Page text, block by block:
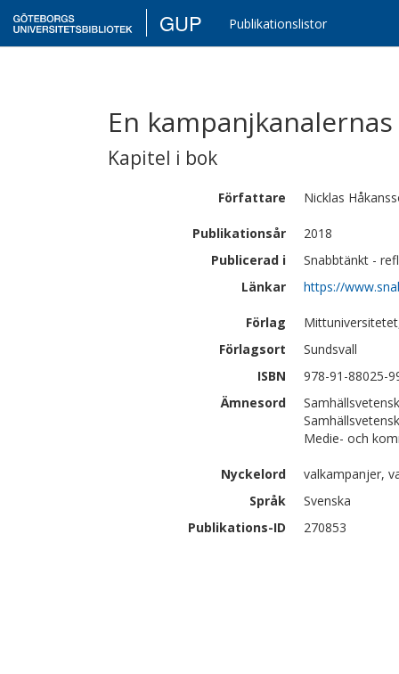
GUP Publikationslistor
En
Kapitel i bok
Författare Nicklas
Publikationsår
2018
Publicerad i
Snabbtänkt -
Länkar
https://
Förlag
Förlagsort
Sundsvall
ISBN
978-91-88025-
Ämnesord
Medie- och
Nyckelord
valkampanjer,
Språk
Svenska
Publikations-ID
270853